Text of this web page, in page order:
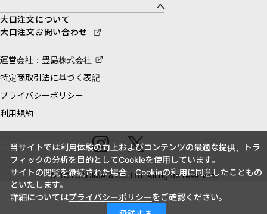
へ
大口注文について
大口注文お問い合わせ
運営会社：豊島株式会社
特定商取引法に基づく表記
プライバシーポリシー
利用規約
お問い合わせ
© TOYOSHIMA & Co.,Ltd. All rights reserved.
当サイトでは利用体験の向上およびコンテンツの最適な提供、トラ
フィックの分析を目的としてCookieを使用しています。
サイトの閲覧を継続された場合、Cookieの利用に同意したこともの
といたします。
詳細についてはプライバシーポリシーをご確認ください。